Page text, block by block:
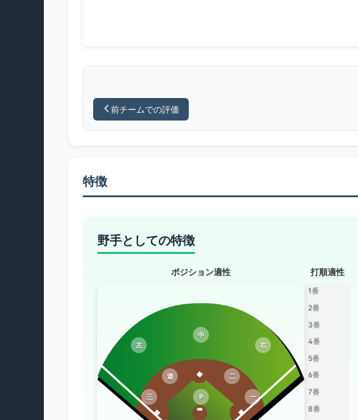
前チームでの評価
特徴
野手としての特徴
ポジション適性
P 一
二
三
遊
左
中
右
打順適性
1番
2番
3番
4番
5番
6番
7番
8番